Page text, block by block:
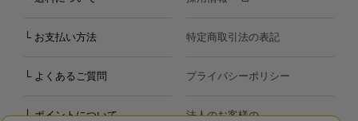
└ お支払い方法
└ よくあるご質問
└ ポイントについて
特定商取引法の表記
プライバシーポリシー
法人のお客様の